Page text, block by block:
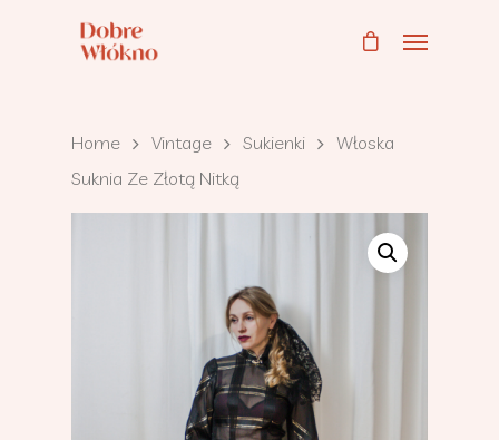
Home Vintage Sukienki
Włoska
Suknia Ze Złotą Nitką